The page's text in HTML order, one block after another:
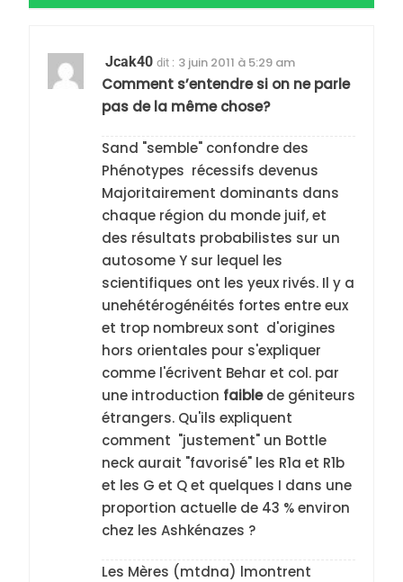
Jcak40 dit : 3 juin 2011 à 5:29 am
Comment s’entendre si on ne parle
pas de la même chose?
Sand "semble" confondre des
Phénotypes récessifs devenus
Majoritairement dominants dans
chaque région du monde juif, et
des résultats probabilistes sur un
autosome Y sur lequel les
scientifiques ont les yeux rivés. Il y a
unehétérogénéités fortes entre eux
et trop nombreux sont d'origines
hors orientales pour s'expliquer
comme l'écrivent Behar et col. par
une introduction faiblede géniteurs
étrangers. Qu'ils expliquent
comment "justement" un Bottle
neck aurait "favorisé" les R1a et R1b
et les G et Q et quelques I dans une
proportion actuelle de 43 % environ
chez les Ashkénazes ?
Les Mères (mtdna) lmontrent